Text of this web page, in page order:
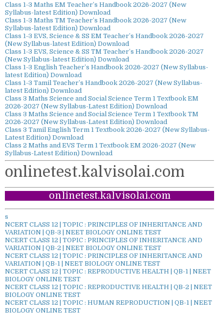
Class 1-3 Maths EM Teacher’s Handbook 2026-2027 (New
Syllabus-latest Edition) Download
Class 1-3 Maths TM Teacher’s Handbook 2026-2027 (New
Syllabus-latest Edition) Download
Class 1-3 EVS, Science & SS EM Teacher’s Handbook 2026-2027
(New Syllabus-latest Edition) Download
Class 1-3 EVS, Science & SS TM Teacher’s Handbook 2026-2027
(New Syllabus-latest Edition) Download
Class 1-3 English Teacher’s Handbook 2026-2027 (New Syllabus-
latest Edition) Download
Class 1-3 Tamil Teacher’s Handbook 2026-2027 (New Syllabus-
latest Edition) Download
Class 3 Maths Science and Social Science Term 1 Textbook EM
2026-2027 (New Syllabus-Latest Edition) Download
Class 3 Maths Science and Social Science Term 1 Textbook TM
2026-2027 (New Syllabus-Latest Edition) Download
Class 3 Tamil English Term 1 Textbook 2026-2027 (New Syllabus-
Latest Edition) Download
Class 2 Maths and EVS Term 1 Textbook EM 2026-2027 (New
Syllabus-Latest Edition) Download
onlinetest.kalvisolai.com
onlinetest.kalvisolai.com
s
NCERT CLASS 12 | TOPIC : PRINCIPLES OF INHERITANCE AND
VARIATION | QB-3 | NEET BIOLOGY ONLINE TEST
NCERT CLASS 12 | TOPIC : PRINCIPLES OF INHERITANCE AND
VARIATION | QB-2 | NEET BIOLOGY ONLINE TEST
NCERT CLASS 12 | TOPIC : PRINCIPLES OF INHERITANCE AND
VARIATION | QB-1 | NEET BIOLOGY ONLINE TEST
NCERT CLASS 12 | TOPIC : REPRODUCTIVE HEALTH | QB-1 | NEET
BIOLOGY ONLINE TEST
NCERT CLASS 12 | TOPIC : REPRODUCTIVE HEALTH | QB-2 | NEET
BIOLOGY ONLINE TEST
NCERT CLASS 12 | TOPIC : HUMAN REPRODUCTION | QB-1 | NEET
BIOLOGY ONLINE TEST